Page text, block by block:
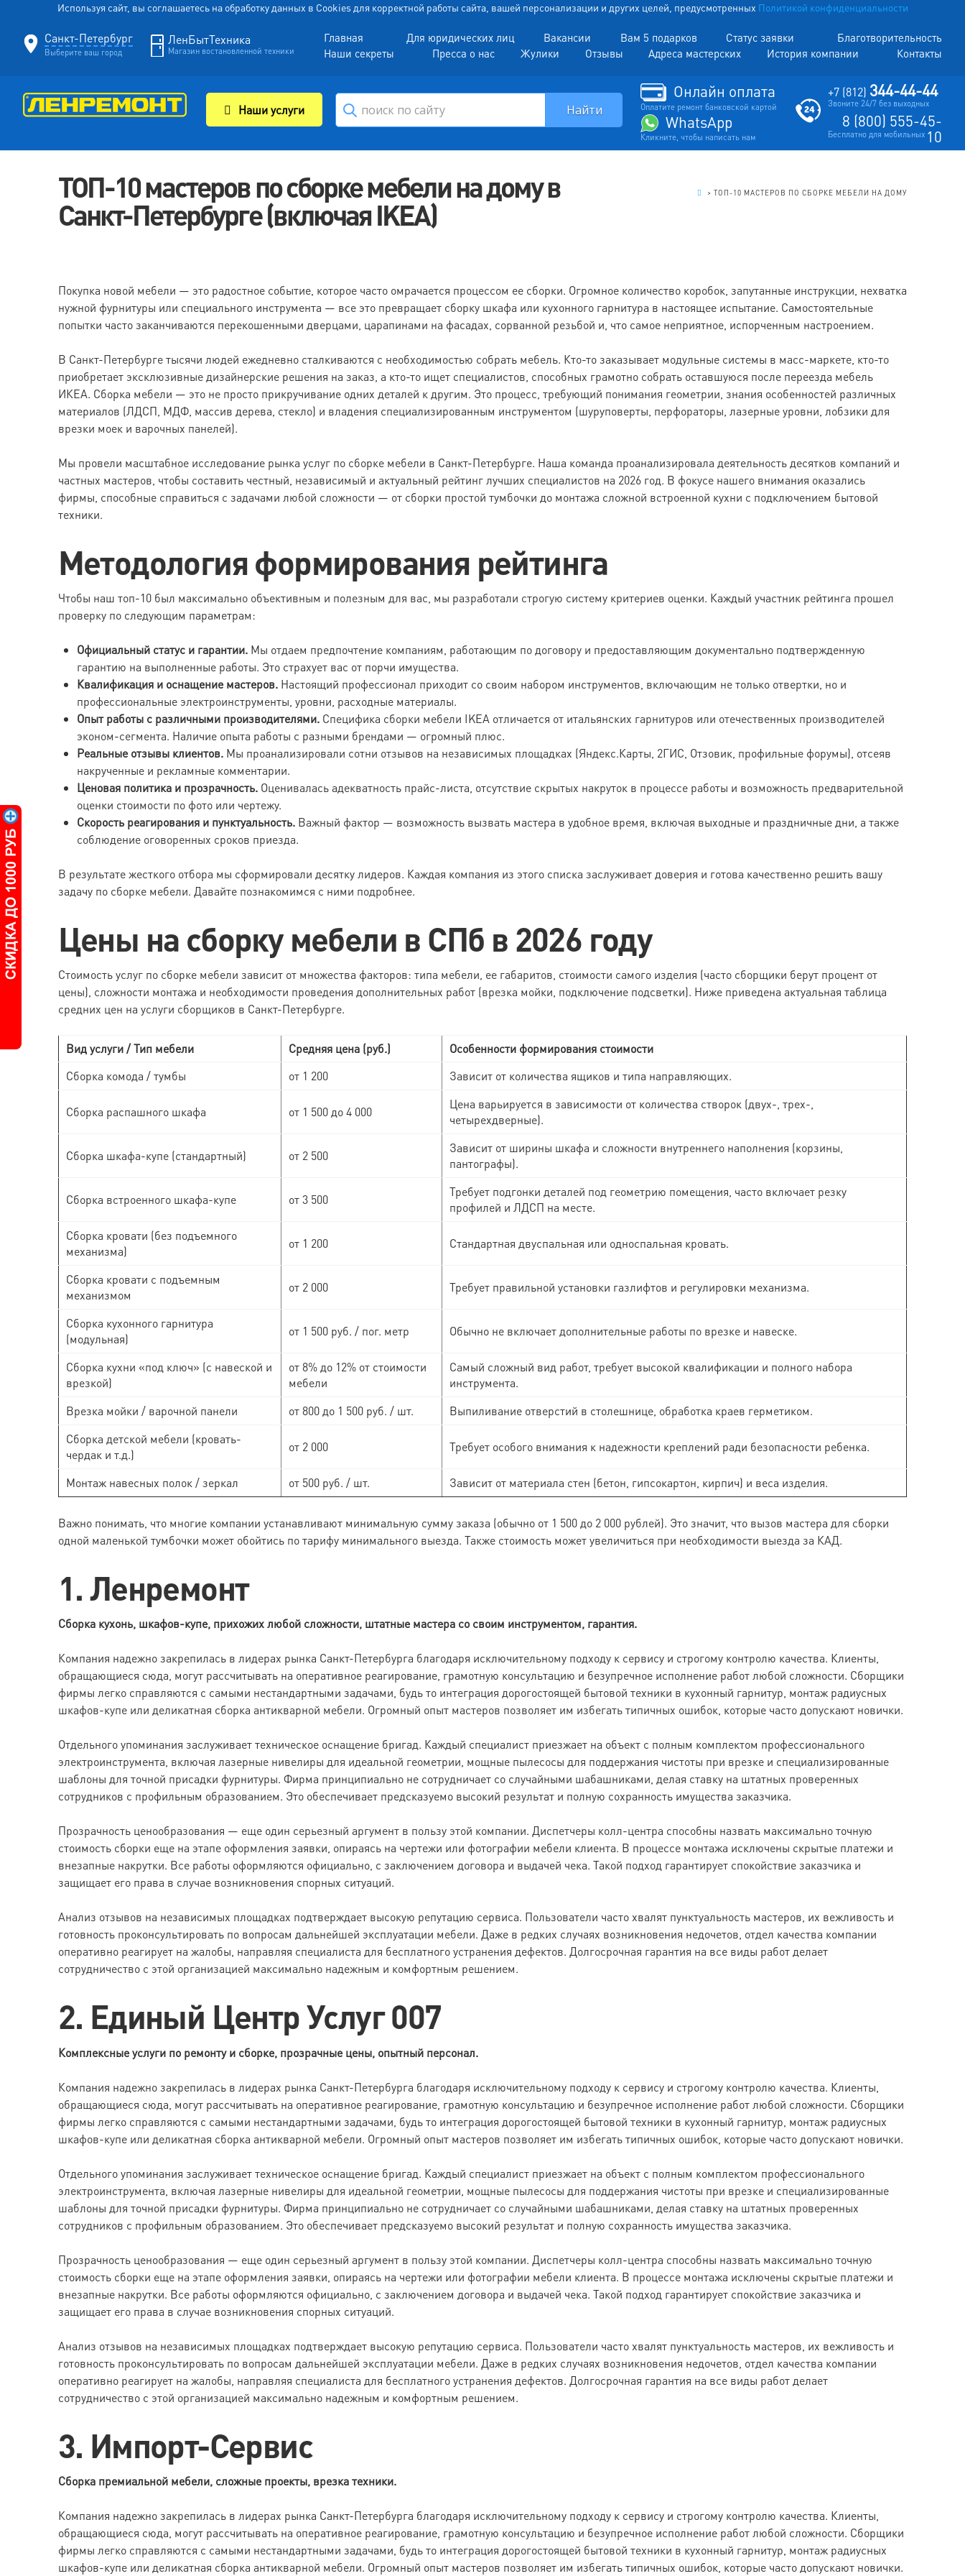
Используя сайт, вы соглашаетесь на обработку данных в Cookies для корректной работы сайта, вашей персонализации и других целей, предусмотренных Политикой конфиденциальности
Санкт-Петербург
Выберите ваш город
ЛенБытТехника
Магазин востановленной техники
Главная Для юридических лиц Вакансии Вам 5 подарков Статус заявки
Благотворительность
Наши секреты
Пресса о нас Жулики Отзывы Адреса мастерских История компании Контакты
Наши услуги
Онлайн оплата
Оплатите ремонт банковской картой
WhatsApp
Кликните, чтобы написать нам
+7 (812) 344-44-44
Звоните 24/7 без выходных
8 (800) 555-45-
10
Бесплатно для мобильных
ТОП-10 мастеров по сборке мебели на дому в
Санкт-Петербурге (включая IKEA)
> ТОП-10 МАСТЕРОВ ПО СБОРКЕ МЕБЕЛИ НА ДОМУ
Покупка новой мебели — это радостное событие, которое часто омрачается процессом ее сборки. Огромное количество коробок, запутанные инструкции, нехватка
нужной фурнитуры или специального инструмента — все это превращает сборку шкафа или кухонного гарнитура в настоящее испытание. Самостоятельные
попытки часто заканчиваются перекошенными дверцами, царапинами на фасадах, сорванной резьбой и, что самое неприятное, испорченным настроением.
В Санкт-Петербурге тысячи людей ежедневно сталкиваются с необходимостью собрать мебель. Кто-то заказывает модульные системы в масс-маркете, кто-то
приобретает эксклюзивные дизайнерские решения на заказ, а кто-то ищет специалистов, способных грамотно собрать оставшуюся после переезда мебель
ИКЕА. Сборка мебели — это не просто прикручивание одних деталей к другим. Это процесс, требующий понимания геометрии, знания особенностей различных
материалов (ЛДСП, МДФ, массив дерева, стекло) и владения специализированным инструментом (шуруповерты, перфораторы, лазерные уровни, лобзики для
врезки моек и варочных панелей).
Мы провели масштабное исследование рынка услуг по сборке мебели в Санкт-Петербурге. Наша команда проанализировала деятельность десятков компаний и
частных мастеров, чтобы составить честный, независимый и актуальный рейтинг лучших специалистов на 2026 год. В фокусе нашего внимания оказались
фирмы, способные справиться с задачами любой сложности — от сборки простой тумбочки до монтажа сложной встроенной кухни с подключением бытовой
техники.
Методология формирования рейтинга
Чтобы наш топ-10 был максимально объективным и полезным для вас, мы разработали строгую систему критериев оценки. Каждый участник рейтинга прошел
проверку по следующим параметрам:
Официальный статус и гарантии. Мы отдаем предпочтение компаниям, работающим по договору и предоставляющим документально подтвержденную
гарантию на выполненные работы. Это страхует вас от порчи имущества.
Квалификация и оснащение мастеров. Настоящий профессионал приходит со своим набором инструментов, включающим не только отвертки, но и
профессиональные электроинструменты, уровни, расходные материалы.
Опыт работы с различными производителями. Специфика сборки мебели IKEA отличается от итальянских гарнитуров или отечественных производителей
эконом-сегмента. Наличие опыта работы с разными брендами — огромный плюс.
Реальные отзывы клиентов. Мы проанализировали сотни отзывов на независимых площадках (Яндекс.Карты, 2ГИС, Отзовик, профильные форумы), отсеяв
накрученные и рекламные комментарии.
Ценовая политика и прозрачность. Оценивалась адекватность прайс-листа, отсутствие скрытых накруток в процессе работы и возможность предварительной
оценки стоимости по фото или чертежу.
Скорость реагирования и пунктуальность. Важный фактор — возможность вызвать мастера в удобное время, включая выходные и праздничные дни, а также
соблюдение оговоренных сроков приезда.
В результате жесткого отбора мы сформировали десятку лидеров. Каждая компания из этого списка заслуживает доверия и готова качественно решить вашу
задачу по сборке мебели. Давайте познакомимся с ними подробнее.
Цены на сборку мебели в СПб в 2026 году
Стоимость услуг по сборке мебели зависит от множества факторов: типа мебели, ее габаритов, стоимости самого изделия (часто сборщики берут процент от
цены), сложности монтажа и необходимости проведения дополнительных работ (врезка мойки, подключение подсветки). Ниже приведена актуальная таблица
средних цен на услуги сборщиков в Санкт-Петербурге.
Вид услуги / Тип мебели Средняя цена (руб.)
Особенности формирования стоимости
Сборка комода / тумбы
от 1 200 Зависит от количества ящиков и типа направляющих.
Сборка распашного шкафа от 1 500 до 4 000
Цена варьируется в зависимости от количества створок (двух-, трех-,
четырехдверные).
Сборка шкафа-купе (стандартный) от 2 500
Зависит от ширины шкафа и сложности внутреннего наполнения (корзины,
пантографы).
Сборка встроенного шкафа-купе от 3 500
Требует подгонки деталей под геометрию помещения, часто включает резку
профилей и ЛДСП на месте.
Сборка кровати (без подъемного
механизма)
от 1 200 Стандартная двуспальная или односпальная кровать.
Сборка кровати с подъемным
механизмом
от 2 000 Требует правильной установки газлифтов и регулировки механизма.
Сборка кухонного гарнитура
(модульная)
от 1 500 руб. / пог. метр Обычно не включает дополнительные работы по врезке и навеске.
Сборка кухни «под ключ» (с навеской и
врезкой)
от 8% до 12% от стоимости
мебели
Самый сложный вид работ, требует высокой квалификации и полного набора
инструмента.
Врезка мойки / варочной панели
от 800 до 1 500 руб. / шт.
Выпиливание отверстий в столешнице, обработка краев герметиком.
Сборка детской мебели (кровать-
чердак и т.д.)
от 2 000 Требует особого внимания к надежности креплений ради безопасности ребенка.
Монтаж навесных полок / зеркал от 500 руб. / шт. Зависит от материала стен (бетон, гипсокартон, кирпич) и веса изделия.
Важно понимать, что многие компании устанавливают минимальную сумму заказа (обычно от 1 500 до 2 000 рублей). Это значит, что вызов мастера для сборки
одной маленькой тумбочки может обойтись по тарифу минимального выезда. Также стоимость может увеличиться при необходимости выезда за КАД.
1. Ленремонт
Сборка кухонь, шкафов-купе, прихожих любой сложности, штатные мастера со своим инструментом, гарантия.
Компания надежно закрепилась в лидерах рынка Санкт-Петербурга благодаря исключительному подходу к сервису и строгому контролю качества. Клиенты,
обращающиеся сюда, могут рассчитывать на оперативное реагирование, грамотную консультацию и безупречное исполнение работ любой сложности. Сборщики
фирмы легко справляются с самыми нестандартными задачами, будь то интеграция дорогостоящей бытовой техники в кухонный гарнитур, монтаж радиусных
шкафов-купе или деликатная сборка антикварной мебели. Огромный опыт мастеров позволяет им избегать типичных ошибок, которые часто допускают новички.
Отдельного упоминания заслуживает техническое оснащение бригад. Каждый специалист приезжает на объект с полным комплектом профессионального
электроинструмента, включая лазерные нивелиры для идеальной геометрии, мощные пылесосы для поддержания чистоты при врезке и специализированные
шаблоны для точной присадки фурнитуры. Фирма принципиально не сотрудничает со случайными шабашниками, делая ставку на штатных проверенных
сотрудников с профильным образованием. Это обеспечивает предсказуемо высокий результат и полную сохранность имущества заказчика.
Прозрачность ценообразования — еще один серьезный аргумент в пользу этой компании. Диспетчеры колл-центра способны назвать максимально точную
стоимость сборки еще на этапе оформления заявки, опираясь на чертежи или фотографии мебели клиента. В процессе монтажа исключены скрытые платежи и
внезапные накрутки. Все работы оформляются официально, с заключением договора и выдачей чека. Такой подход гарантирует спокойствие заказчика и
защищает его права в случае возникновения спорных ситуаций.
Анализ отзывов на независимых площадках подтверждает высокую репутацию сервиса. Пользователи часто хвалят пунктуальность мастеров, их вежливость и
готовность проконсультировать по вопросам дальнейшей эксплуатации мебели. Даже в редких случаях возникновения недочетов, отдел качества компании
оперативно реагирует на жалобы, направляя специалиста для бесплатного устранения дефектов. Долгосрочная гарантия на все виды работ делает
сотрудничество с этой организацией максимально надежным и комфортным решением.
2. Единый Центр Услуг 007
Комплексные услуги по ремонту и сборке, прозрачные цены, опытный персонал.
Компания надежно закрепилась в лидерах рынка Санкт-Петербурга благодаря исключительному подходу к сервису и строгому контролю качества. Клиенты,
обращающиеся сюда, могут рассчитывать на оперативное реагирование, грамотную консультацию и безупречное исполнение работ любой сложности. Сборщики
фирмы легко справляются с самыми нестандартными задачами, будь то интеграция дорогостоящей бытовой техники в кухонный гарнитур, монтаж радиусных
шкафов-купе или деликатная сборка антикварной мебели. Огромный опыт мастеров позволяет им избегать типичных ошибок, которые часто допускают новички.
Отдельного упоминания заслуживает техническое оснащение бригад. Каждый специалист приезжает на объект с полным комплектом профессионального
электроинструмента, включая лазерные нивелиры для идеальной геометрии, мощные пылесосы для поддержания чистоты при врезке и специализированные
шаблоны для точной присадки фурнитуры. Фирма принципиально не сотрудничает со случайными шабашниками, делая ставку на штатных проверенных
сотрудников с профильным образованием. Это обеспечивает предсказуемо высокий результат и полную сохранность имущества заказчика.
Прозрачность ценообразования — еще один серьезный аргумент в пользу этой компании. Диспетчеры колл-центра способны назвать максимально точную
стоимость сборки еще на этапе оформления заявки, опираясь на чертежи или фотографии мебели клиента. В процессе монтажа исключены скрытые платежи и
внезапные накрутки. Все работы оформляются официально, с заключением договора и выдачей чека. Такой подход гарантирует спокойствие заказчика и
защищает его права в случае возникновения спорных ситуаций.
Анализ отзывов на независимых площадках подтверждает высокую репутацию сервиса. Пользователи часто хвалят пунктуальность мастеров, их вежливость и
готовность проконсультировать по вопросам дальнейшей эксплуатации мебели. Даже в редких случаях возникновения недочетов, отдел качества компании
оперативно реагирует на жалобы, направляя специалиста для бесплатного устранения дефектов. Долгосрочная гарантия на все виды работ делает
сотрудничество с этой организацией максимально надежным и комфортным решением.
3. Импорт-Сервис
Сборка премиальной мебели, сложные проекты, врезка техники.
Компания надежно закрепилась в лидерах рынка Санкт-Петербурга благодаря исключительному подходу к сервису и строгому контролю качества. Клиенты,
обращающиеся сюда, могут рассчитывать на оперативное реагирование, грамотную консультацию и безупречное исполнение работ любой сложности. Сборщики
фирмы легко справляются с самыми нестандартными задачами, будь то интеграция дорогостоящей бытовой техники в кухонный гарнитур, монтаж радиусных
шкафов-купе или деликатная сборка антикварной мебели. Огромный опыт мастеров позволяет им избегать типичных ошибок, которые часто допускают новички.